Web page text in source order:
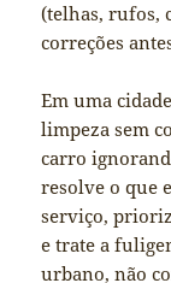
(telhas, rufos,
correções
Em uma
limpeza sem
carro
resolve o que
serviço,
e trate a
urbano, não